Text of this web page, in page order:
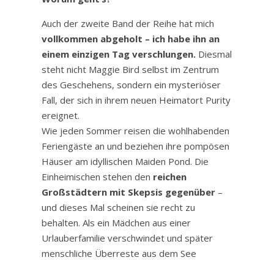
Auch der zweite Band der Reihe hat mich
vollkommen abgeholt – ich habe ihn an
einem einzigen Tag verschlungen.Diesmal
steht nicht Maggie Bird selbst im Zentrum
des Geschehens, sondern ein mysteriöser
Fall, der sich in ihrem neuen Heimatort Purity
ereignet.
Wie jeden Sommer reisen die wohlhabenden
Feriengäste an und beziehen ihre pompösen
Häuser am idyllischen Maiden Pond. Die
Einheimischen stehen den reichen
Großstädtern mit Skepsis gegenüber–
und dieses Mal scheinen sie recht zu
behalten. Als ein Mädchen aus einer
Urlauberfamilie verschwindet und später
menschliche Überreste aus dem See